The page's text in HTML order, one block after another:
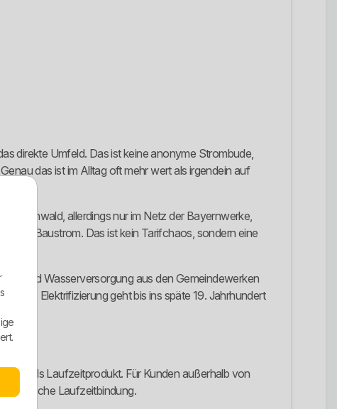
direkte Umfeld. Das ist keine anonyme Strombude,
das ist im Alltag oft mehr wert als irgendein auf
Mittenwald, allerdings nur im Netz der Bayernwerke,
Baustrom. Das ist kein Tarifchaos, sondern eine
und Wasserversorgung aus den Gemeindewerken
Elektrifizierung geht bis ins späte 19. Jahrhundert
als Laufzeitprodukt. Für Kunden außerhalb von
klassische Laufzeitbindung.